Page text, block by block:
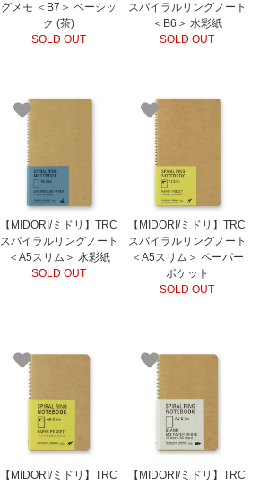
グメモ ＜B7＞ ベーシッ
ク (茶)
SOLD OUT
スパイラルリングノート
＜B6＞ 水彩紙
SOLD OUT
【MIDORI/ミドリ】TRC
スパイラルリングノート
＜A5スリム＞ 水彩紙
SOLD OUT
【MIDORI/ミドリ】TRC
スパイラルリングノート
＜A5スリム＞ ペーパー
ポケット
SOLD OUT
【MIDORI/ミドリ】TRC
【MIDORI/ミドリ】TRC